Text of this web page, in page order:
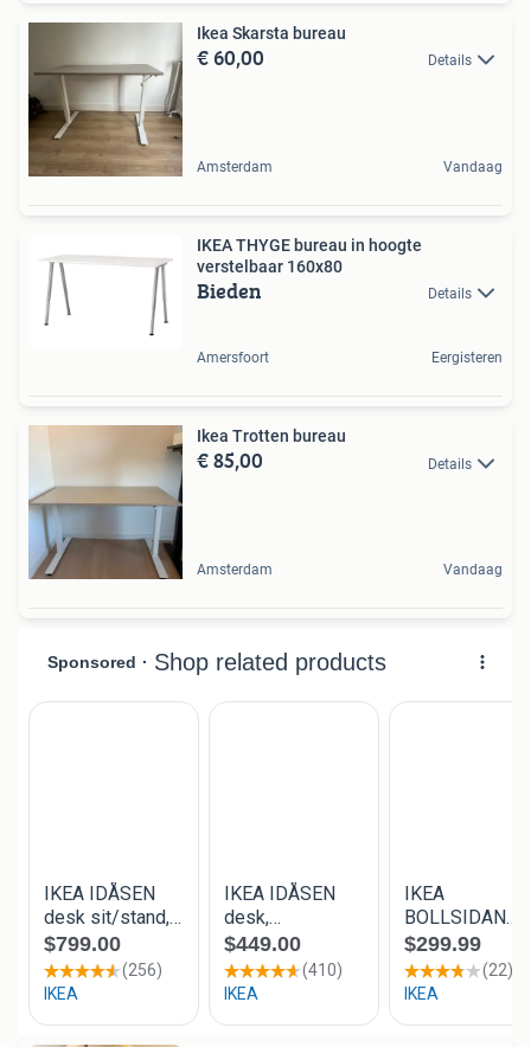
Ikea Skarsta bureau
€ 60,00 Details
Amsterdam Vandaag
IKEA THYGE bureau in hoogte
verstelbaar 160x80
Bieden Details
Amersfoort Eergisteren
Ikea Trotten bureau
€ 85,00 Details
Amsterdam Vandaag